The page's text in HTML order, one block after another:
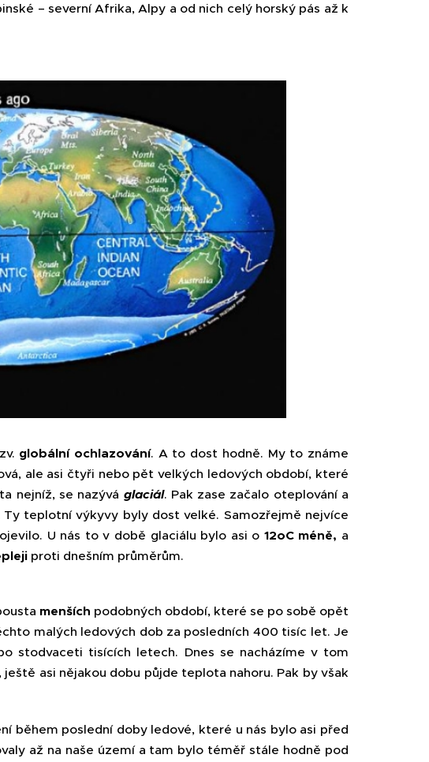
– severní Afrika, Alpy a od nich celý horský pás až k
globální ochlazování. A to dost hodně. My to známe
ale asi čtyři nebo pět velkých ledových období, které
nejníž, se nazývá glaciál. Pak zase začalo oteplování a
Ty teplotní výkyvy byly dost velké. Samozřejmě nejvíce
U nás to v době glaciálu bylo asi o 12oC méně, a
proti dnešním průměrům.
menších podobných období, které se po sobě opět
malých ledových dob za posledních 400 tisíc let. Je
stodvaceti tisících letech. Dnes se nacházíme v tom
asi nějakou dobu půjde teplota nahoru. Pak by však
během poslední doby ledové, které u nás bylo asi před
až na naše území a tam bylo téměř stále hodně pod